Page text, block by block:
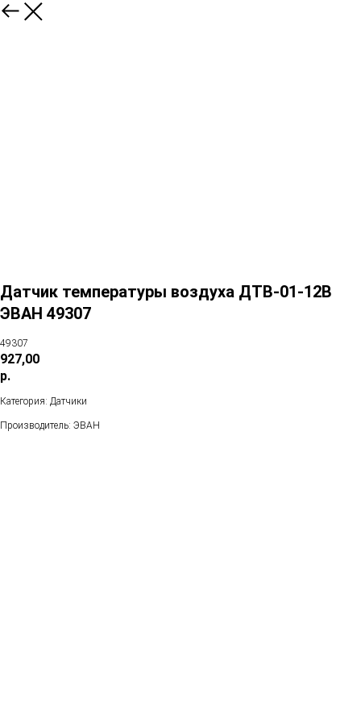
Датчик температуры воздуха ДТВ-01-12В
ЭВАН 49307
49307
927,00
р.
Категория: Датчики
Производитель: ЭВАН